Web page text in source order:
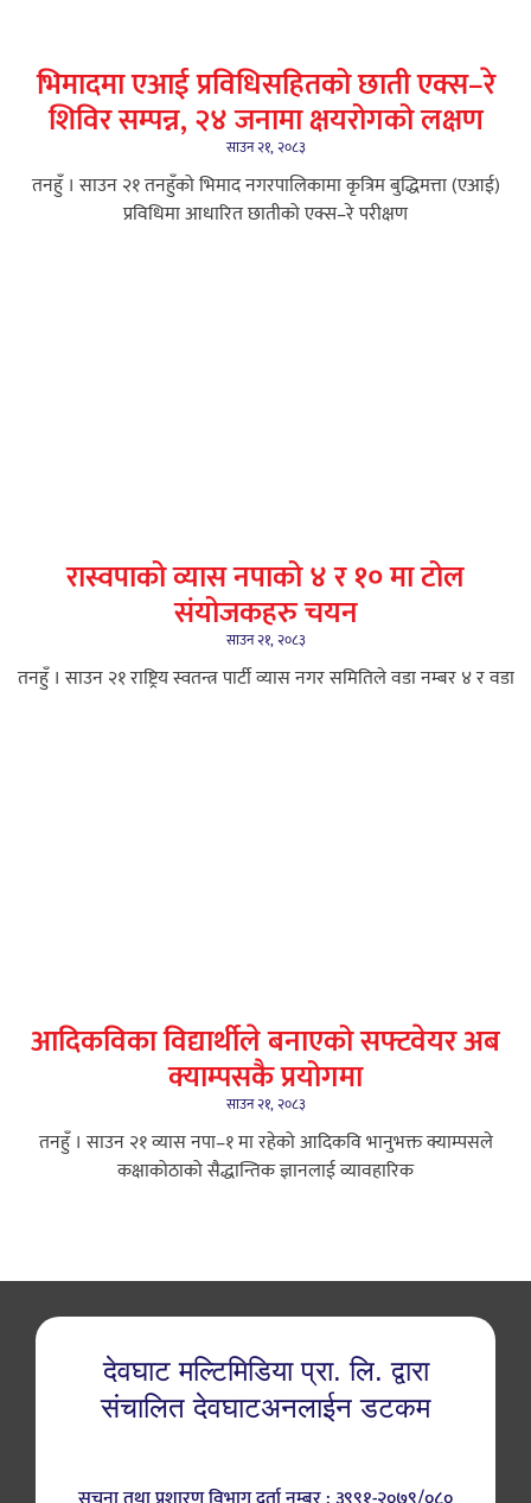
भिमादमा एआई प्रविधिसहितको छाती एक्स–रे
शिविर सम्पन्न, २४ जनामा क्षयरोगको लक्षण
साउन २१, २०८३
तनहुँ । साउन २१ तनहुँको भिमाद नगरपालिकामा कृत्रिम बुद्धिमत्ता (एआई)
प्रविधिमा आधारित छातीको एक्स–रे परीक्षण
रास्वपाको व्यास नपाको ४ र १० मा टोल
संयोजकहरु चयन
साउन २१, २०८३
तनहुँ । साउन २१ राष्ट्रिय स्वतन्त्र पार्टी व्यास नगर समितिले वडा नम्बर ४ र वडा
आदिकविका विद्यार्थीले बनाएको सफ्टवेयर अब
क्याम्पसकै प्रयोगमा
साउन २१, २०८३
तनहुँ । साउन २१ ​व्यास नपा–१ मा रहेको आदिकवि भानुभक्त क्याम्पसले
कक्षाकोठाको सैद्धान्तिक ज्ञानलाई व्यावहारिक
देवघाट मल्टिमिडिया प्रा. लि. द्वारा
संचालित देवघाटअनलाईन डटकम